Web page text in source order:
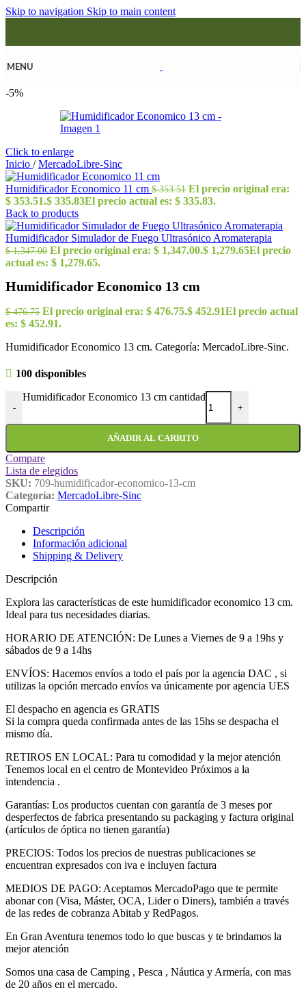
Skip to navigation Skip to main content
MENU
-5%
Click to enlarge
Inicio / MercadoLibre-Sinc
Humidificador Economico 11 cm $353.51 El precio original era:
$ 353.51.$ 335.83El precio actual es: $ 335.83.
Back to products
Humidificador Simulador de Fuego Ultrasónico Aromaterapia
$1,347.00 El precio original era: $ 1,347.00.$ 1,279.65El precio
actual es: $ 1,279.65.
Humidificador Economico 13 cm
$476.75 El precio original era: $ 476.75.$ 452.91El precio actual
es: $ 452.91.
Humidificador Economico 13 cm. Categoría: MercadoLibre-Sinc.
100 disponibles
-
Humidificador Economico 13 cm cantidad
+
AÑADIR AL CARRITO
Compare
Lista de elegidos
SKU: 709-humidificador-economico-13-cm
Categoría: MercadoLibre-Sinc
Compartir
Descripción
Información adicional
Shipping & Delivery
Descripción
Explora las características de este humidificador economico 13 cm.
Ideal para tus necesidades diarias.
HORARIO DE ATENCIÓN: De Lunes a Viernes de 9 a 19hs y
sábados de 9 a 14hs
ENVÍOS: Hacemos envíos a todo el país por la agencia DAC , si
utilizas la opción mercado envíos va únicamente por agencia UES
El despacho en agencia es GRATIS
Si la compra queda confirmada antes de las 15hs se despacha el
mismo día.
RETIROS EN LOCAL: Para tu comodidad y la mejor atención
Tenemos local en el centro de Montevideo Próximos a la
intendencia .
Garantías: Los productos cuentan con garantía de 3 meses por
desperfectos de fabrica presentando su packaging y factura original
(artículos de óptica no tienen garantía)
PRECIOS: Todos los precios de nuestras publicaciones se
encuentran expresados con iva e incluyen factura
MEDIOS DE PAGO: Aceptamos MercadoPago que te permite
abonar con (Visa, Máster, OCA, Lider o Diners), también a través
de las redes de cobranza Abitab y RedPagos.
En Gran Aventura tenemos todo lo que buscas y te brindamos la
mejor atención
Somos una casa de Camping , Pesca , Náutica y Armería, con mas
de 20 años en el mercado.